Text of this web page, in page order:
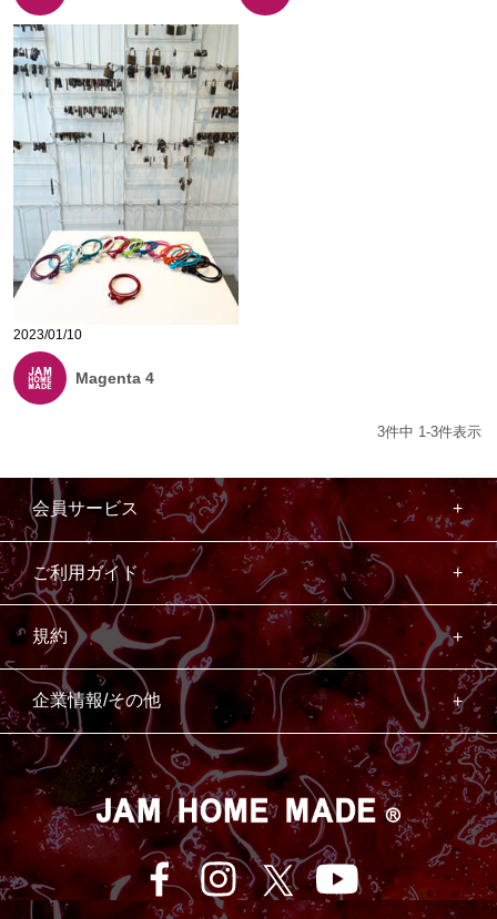
2023/01/10
Magenta 4
3件中 1 -3件表示
会員サービス
ご利用ガイド
規約
企業情報/その他